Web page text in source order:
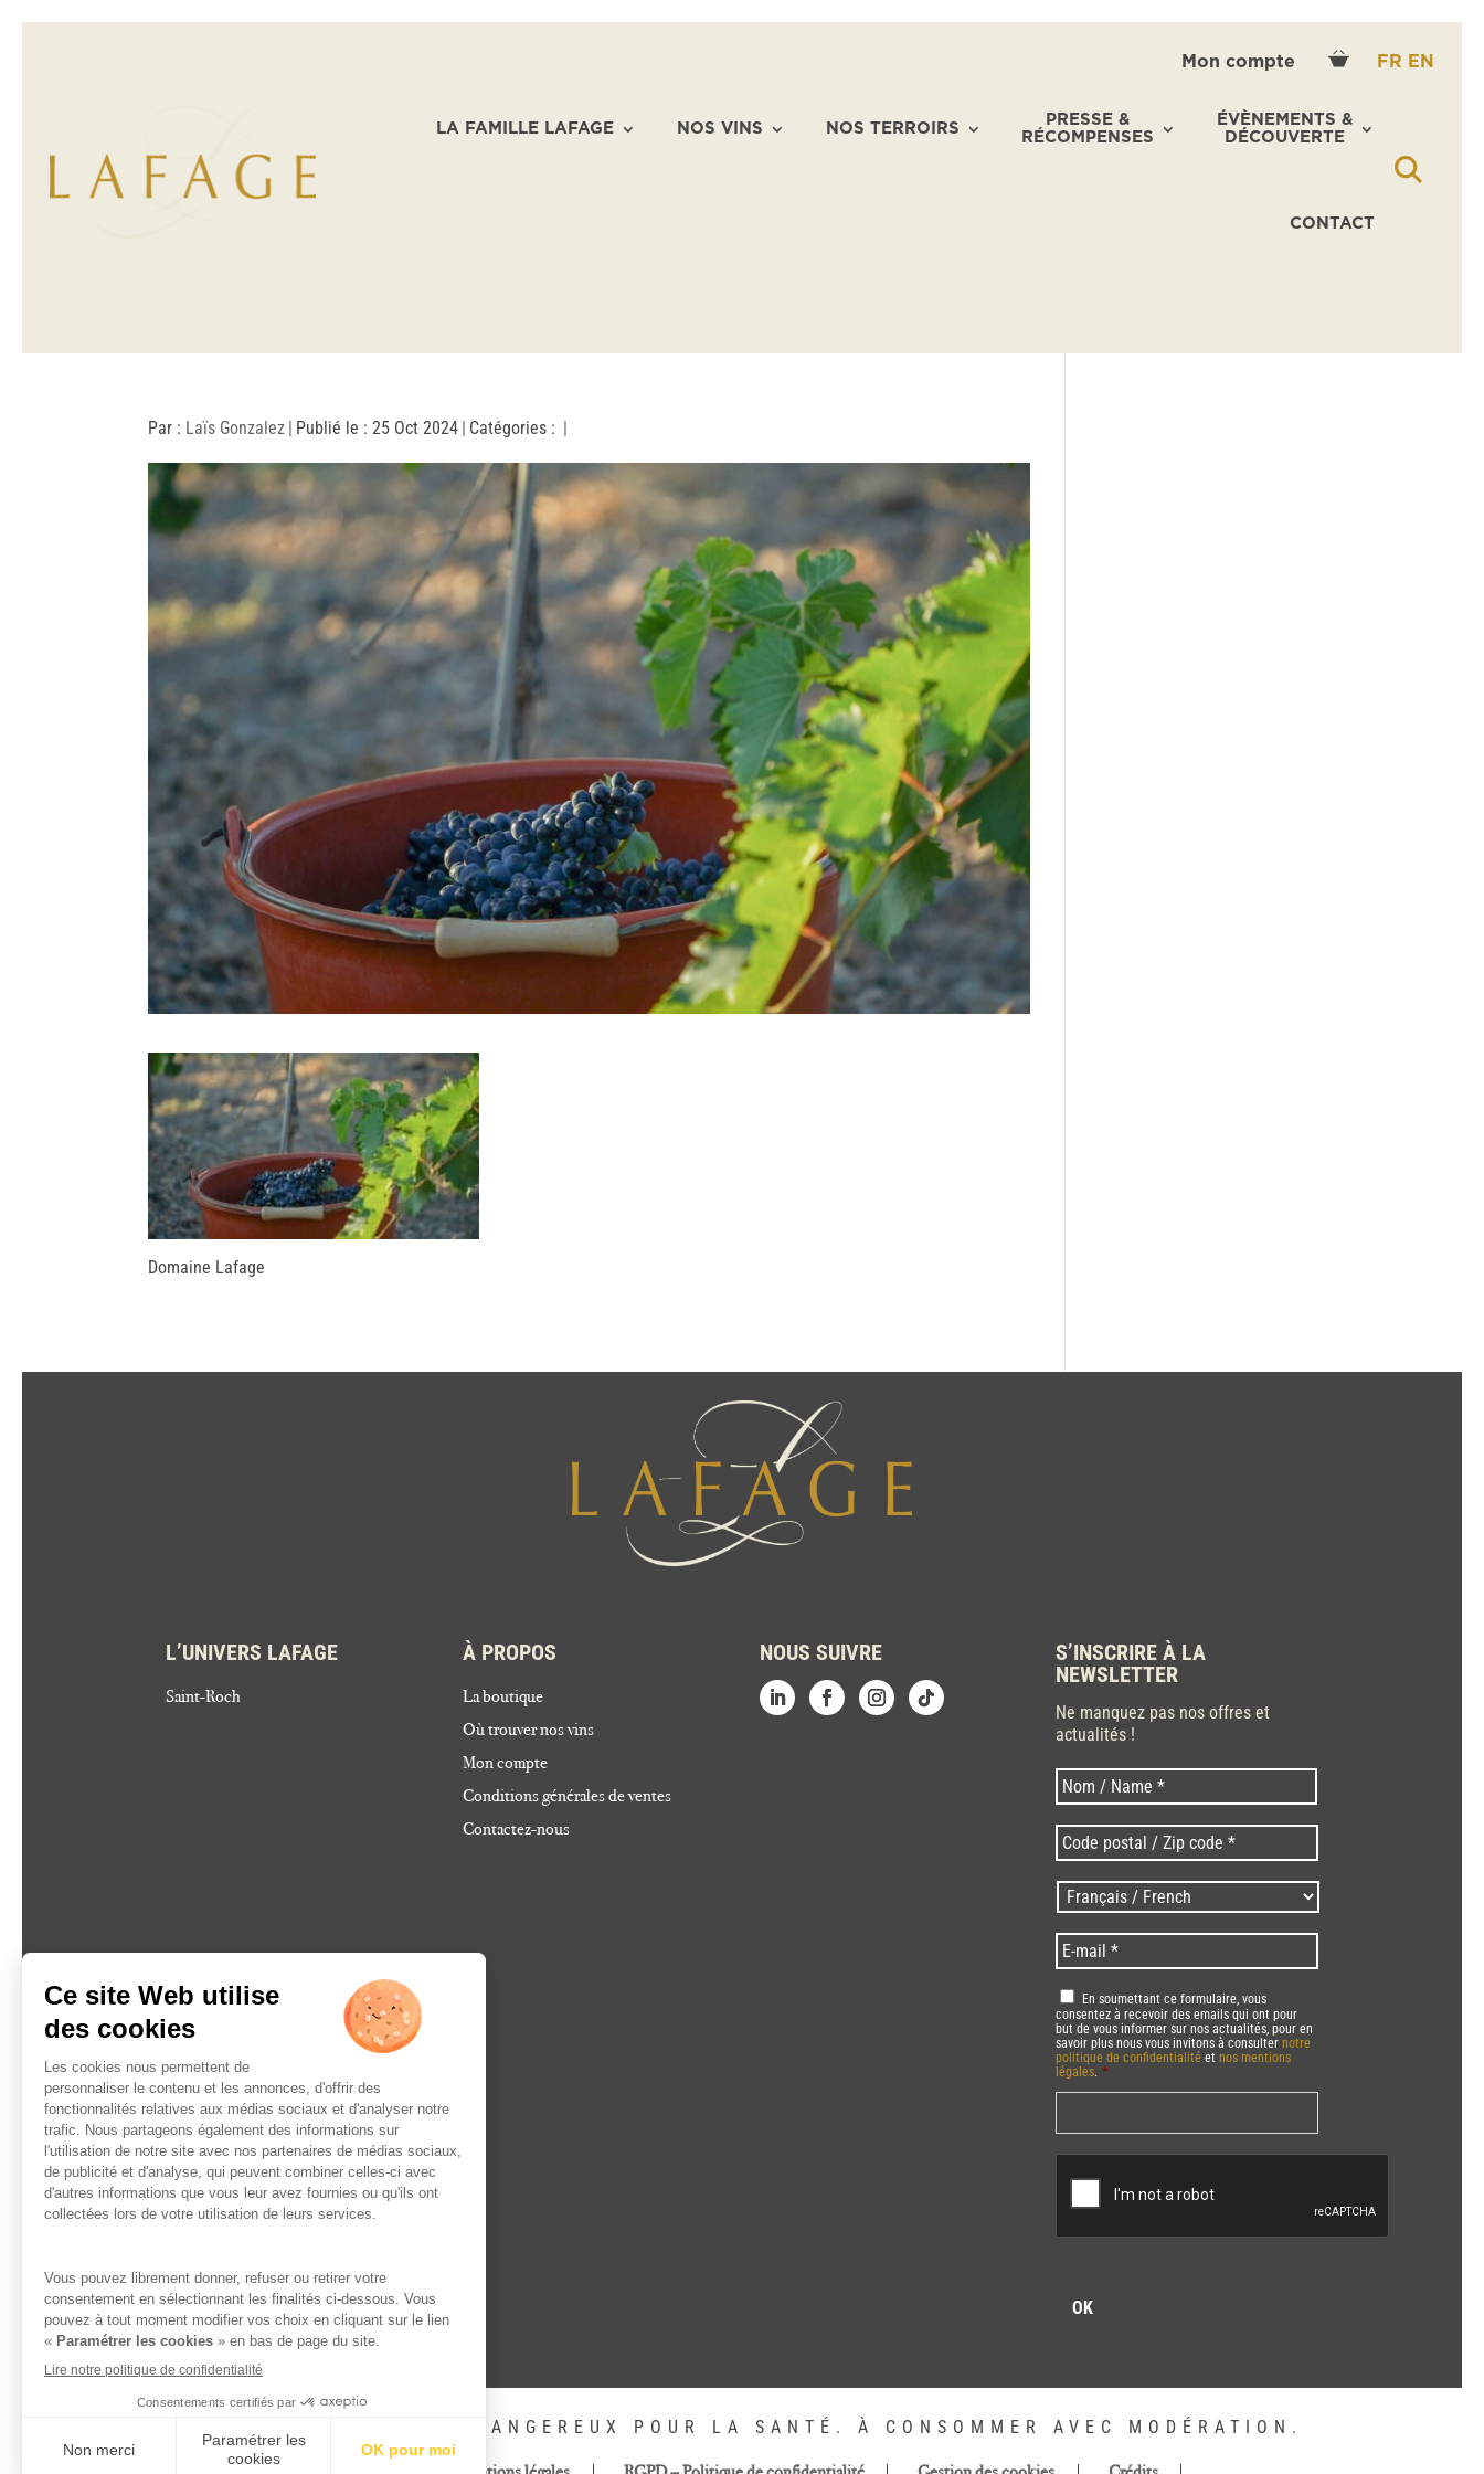
Mon compte FR EN
LA FAMILLE LAFAGE NOS VINS NOS TERROIRS
PRESSE &
RÉCOMPENSES
ÉVÈNEMENTS &
DÉCOUVERTE
CONTACT
Par : Laïs Gonzalez | Publié le : 25 Oct 2024 | Catégories : |
Domaine Lafage
L’UNIVERS LAFAGE
Saint-Roch
À PROPOS
La boutique
Où trouver nos vins
Mon compte
Conditions générales de ventes
Contactez-nous
NOUS SUIVRE
S’INSCRIRE À LA
NEWSLETTER
Ne manquez pas nos offres et
actualités !
Nom * Nom
Code
postal
/
Zip
* *
Langues
/
Language *
E-
mail *
RGPD *
En soumettant ce formulaire, vous
consentez à recevoir des emails qui ont pour
but de vous informer sur nos actualités, pour en
savoir plus nous vous invitons à consulternotre
politique de confidentialité etnos mentions
légales. *
L’ABUS D’ALCOOL EST DANGEREUX POUR LA SANTÉ. À CONSOMMER AVEC MODÉRATION.